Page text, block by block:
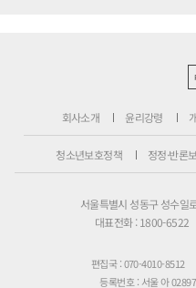
회사소개 윤리강령
청소년보호정책 정정·반론
서울특별시 성동구 성수일
대표전화 : 1800-6522
편집국 : 070-4010-8512
등록번호 : 서울 아 02897